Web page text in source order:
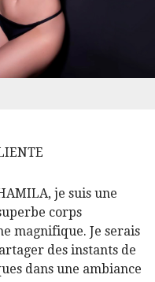
je suis une
corps
magnifique. Je serais
des instants de
dans une ambiance